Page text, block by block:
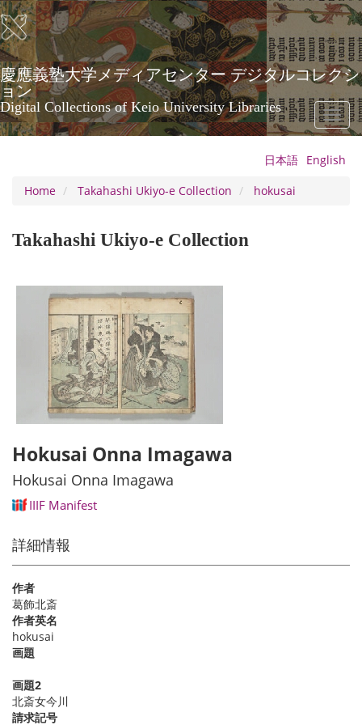
Skip
to
main
content
慶應義塾大学メディアセンター デジタルコレクシ
ョン
Digital Collections of Keio University Libraries
Toggle
日本語 English
Home
Takahashi Ukiyo-e Collection hokusai
Takahashi Ukiyo-e Collection
Hokusai Onna Imagawa
Hokusai Onna Imagawa
IIIF Manifest
詳細情報
作者
葛飾北斎
作者英名
hokusai
画題
画題2
北斎女今川
請求記号